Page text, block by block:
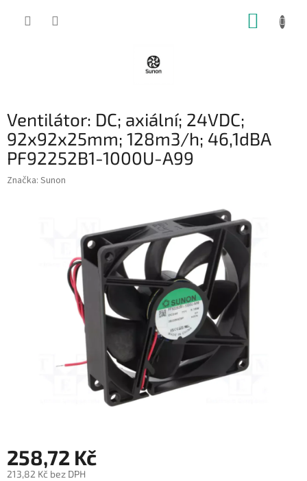
Ventilátor: DC; axiální; 24VDC;
92x92x25mm; 128m3/h; 46,1dBA
PF92252B1-1000U-A99
Značka: Sunon
258,72 Kč
213,82 Kč bez DPH